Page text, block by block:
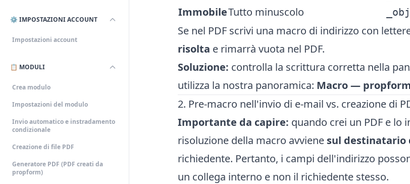
⚙️ IMPOSTAZIONI ACCOUNT
Impostazioni account
📋 MODULI
Crea modulo
Impostazioni del modulo
Invio automatico e instradamento
condizionale
Creazione di file PDF
Generatore PDF (PDF creati da
propform)
ImmobileTutto minuscolo
Se nel PDF scrivi una macro di indirizzo con
risolta e rimarrà vuota nel PDF.
Soluzione: controlla la scrittura corretta nella
utilizza la nostra panoramica: Macro —
2. Pre-macro nell'invio di e-mail vs. creazione di
Importante da capire: quando crei un PDF e lo
risoluzione della macro avviene sul destinatario
richiedente. Pertanto, i campi dell'indirizzo
un collega interno e non il richiedente stesso.